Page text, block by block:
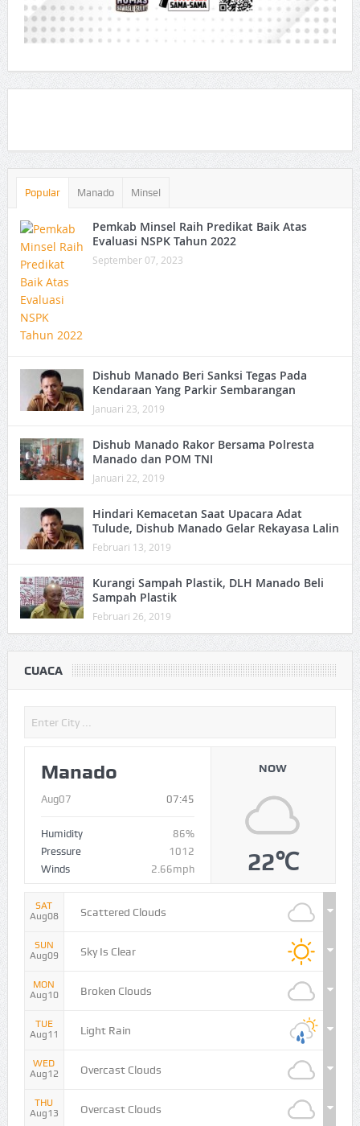
Popular Manado Minsel
Pemkab Minsel Raih Predikat Baik Atas
Evaluasi NSPK Tahun 2022
September 07, 2023
Dishub Manado Beri Sanksi Tegas Pada
Kendaraan Yang Parkir Sembarangan
Januari 23, 2019
Dishub Manado Rakor Bersama Polresta
Manado dan POM TNI
Januari 22, 2019
Hindari Kemacetan Saat Upacara Adat
Tulude, Dishub Manado Gelar Rekayasa Lalin
Februari 13, 2019
Kurangi Sampah Plastik, DLH Manado Beli
Sampah Plastik
Februari 26, 2019
CUACA
Manado
Aug07 07:45
Humidity
86%
Pressure
1012
Winds
2.66mph
NOW
22℃
SAT
Aug08
Scattered Clouds
SUN
Aug09
Sky Is Clear
MON
Aug10
Broken Clouds
TUE
Aug11
Light Rain
WED
Aug12
Overcast Clouds
THU
Aug13
Overcast Clouds